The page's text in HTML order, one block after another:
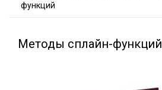
функций
Методы сплайн-функций